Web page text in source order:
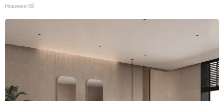
Новинки 58